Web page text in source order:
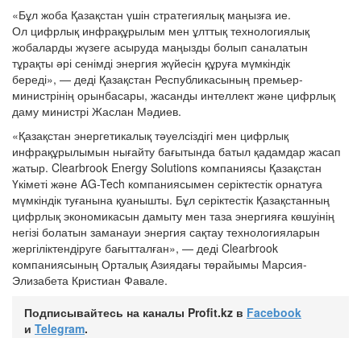
«Бұл жоба Қазақстан үшін стратегиялық маңызға ие.
Ол цифрлық инфрақұрылым мен ұлттық технологиялық
жобаларды жүзеге асыруда маңызды болып саналатын
тұрақты әрі сенімді энергия жүйесін құруға мүмкіндік
береді», — деді Қазақстан Республикасының премьер-
министрінің орынбасары, жасанды интеллект және цифрлық
даму министрі Жаслан Мәдиев.
«Қазақстан энергетикалық тәуелсіздігі мен цифрлық
инфрақұрылымын нығайту бағытында батыл қадамдар жасап
жатыр. Clearbrook Energy Solutions компаниясы Қазақстан
Үкіметі және AG-Tech компаниясымен серіктестік орнатуға
мүмкіндік туғанына қуанышты. Бұл серіктестік Қазақстанның
цифрлық экономикасын дамыту мен таза энергияға көшуінің
негізі болатын заманауи энергия сақтау технологияларын
жергіліктендіруге бағытталған», — деді Clearbrook
компаниясының Орталық Азиядағы төрайымы Марсия-
Элизабета Кристиан Фавале.
Подписывайтесь на каналы Profit.kz в Facebook
и Telegram.